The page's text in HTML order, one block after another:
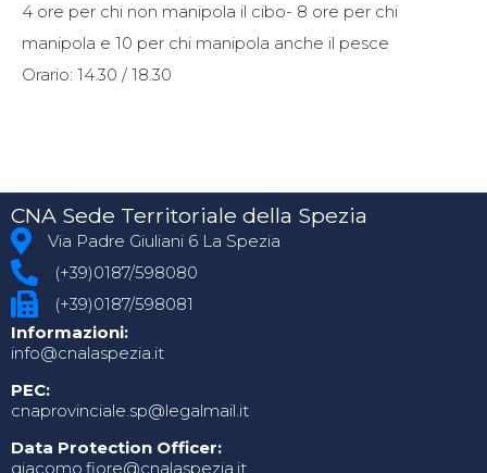
4 ore per chi non manipola il cibo- 8 ore per chi
manipola e 10 per chi manipola anche il pesce
Orario: 14.30 / 18.30
CNA Sede Territoriale della Spezia
Via Padre Giuliani 6 La Spezia
(+39)0187/598080
(+39)0187/598081
Informazioni:
info@cnalaspezia.it
PEC:
cnaprovinciale.sp@legalmail.it
Data Protection Officer:
giacomo.fiore@cnalaspezia.it